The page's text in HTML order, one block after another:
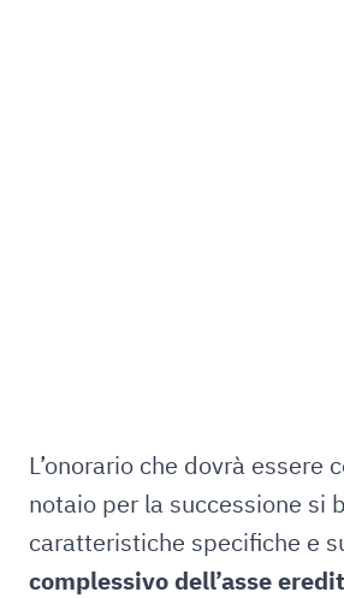
L’onorario che dovrà essere
notaio per la successione si
caratteristiche specifiche e
complessivo dell’asse